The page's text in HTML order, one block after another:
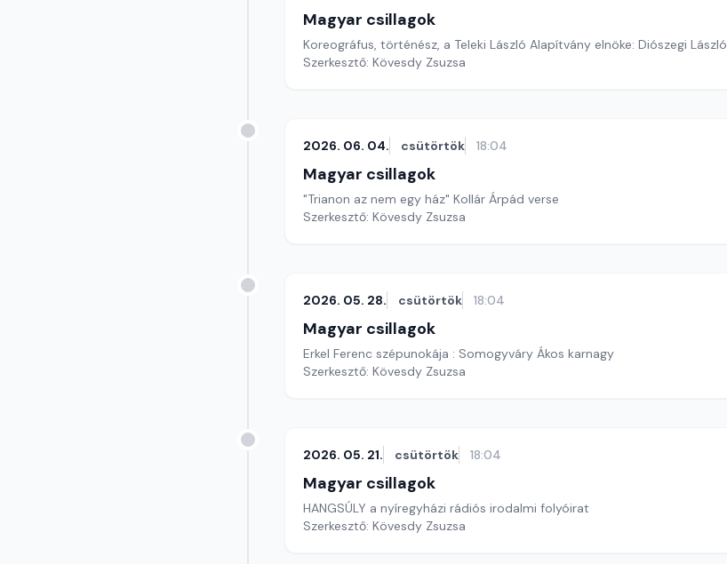
Magyar csillagok
Koreográfus, történész, a Teleki László Alapítvány elnöke: Diószegi László
Szerkesztő: Kövesdy Zsuzsa
2026. 06. 04. csütörtök 18:04
Magyar csillagok
"Trianon az nem egy ház" Kollár Árpád verse
Szerkesztő: Kövesdy Zsuzsa
2026. 05. 28. csütörtök 18:04
Magyar csillagok
Erkel Ferenc szépunokája : Somogyváry Ákos karnagy
Szerkesztő: Kövesdy Zsuzsa
2026. 05. 21. csütörtök 18:04
Magyar csillagok
HANGSÚLY a nyíregyházi rádiós irodalmi folyóirat
Szerkesztő: Kövesdy Zsuzsa